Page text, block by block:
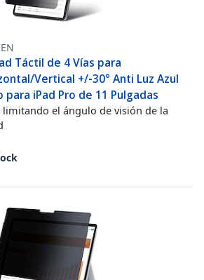
Táctil de 4 Vías para
Vertical +/-30° Anti Luz Azul
iPad Pro de 11 Pulgadas
limitando el ángulo de visión de la